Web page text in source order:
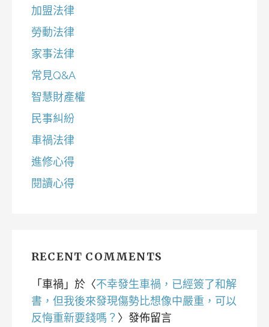
加盟法律
勞動法律
家事法律
常見Q&A
智慧財產權
民事糾紛
車禍法律
進修心得
閱讀心得
RECENT COMMENTS
「 車禍 」於〈不幸發生車禍，已經簽了和解
書，但我後來發現傷勢比想像中嚴重，可以
反悔重新要錢嗎？ 〉發佈留言